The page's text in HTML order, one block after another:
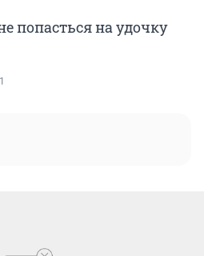
попасться на удочку